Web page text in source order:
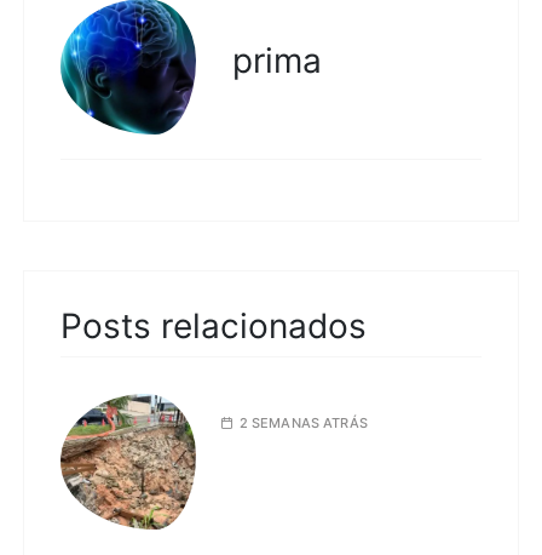
prima
Posts relacionados
2 SEMANAS ATRÁS